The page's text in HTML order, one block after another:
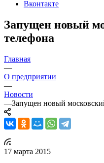
Вконтакте
Запущен новый
телефона
Главная
—
О предприятии
—
Новости
—Запущен новый
17 марта 2015